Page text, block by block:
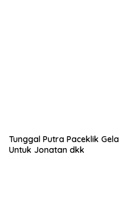
Tunggal Putra Paceklik
Untuk Jonatan dkk